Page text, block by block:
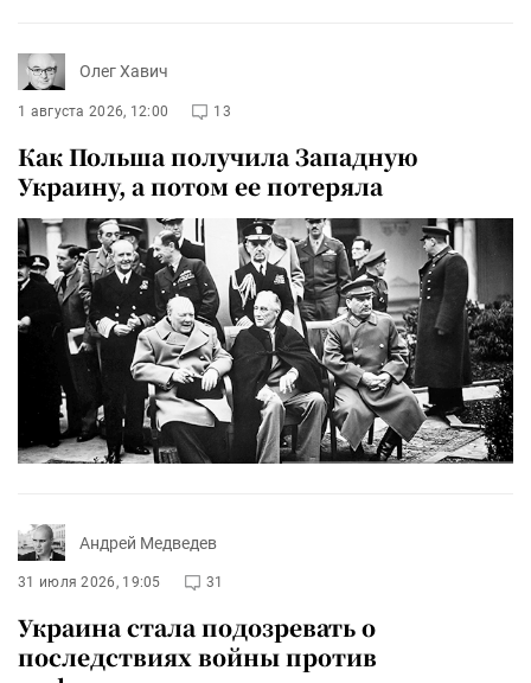
Олег Хавич
1 августа 2026, 12:00 13
Как Польша получила Западную
Украину, а потом ее потеряла
Андрей Медведев
31 июля 2026, 19:05 31
Украина стала подозревать о
последствиях войны против